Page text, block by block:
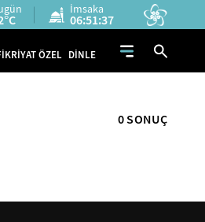
İmsaka
06:51:37
ÖZEL DİNLE
0 SONUÇ